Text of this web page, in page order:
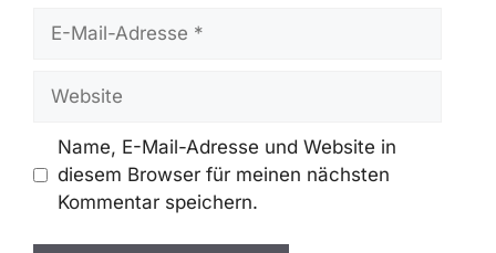
Mail-
Name, E-Mail-Adresse und Website in
diesem Browser für meinen nächsten
Kommentar speichern.